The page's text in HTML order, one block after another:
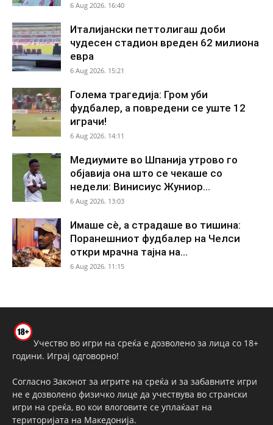
6 Aug 2026. 16:40
Италијански петтолигаш доби
чудесен стадион вреден 62 милиона
евра
6 Aug 2026. 15:21
Голема трагедија: Гром уби
фудбалер, а повредени се уште 12
играчи!
6 Aug 2026. 14:11
Медиумите во Шпанија утрово го
објавија она што се чекаше со
недели: Винисиус Жуниор...
6 Aug 2026. 13:03
Имаше сè, а страдаше во тишина:
Поранешниот фудбалер на Челси
откри мрачна тајна на...
6 Aug 2026. 11:15
Учество во игри на среќа е дозволено за лица со 18+
години. Играј одговорно!
Согласно Законот за игрите на среќа и за забавните игри
не е дозволено физичко лице да учествува во странски
игри на среќа, во кои влоговите се уплаќаат на
територијата на Македонија.